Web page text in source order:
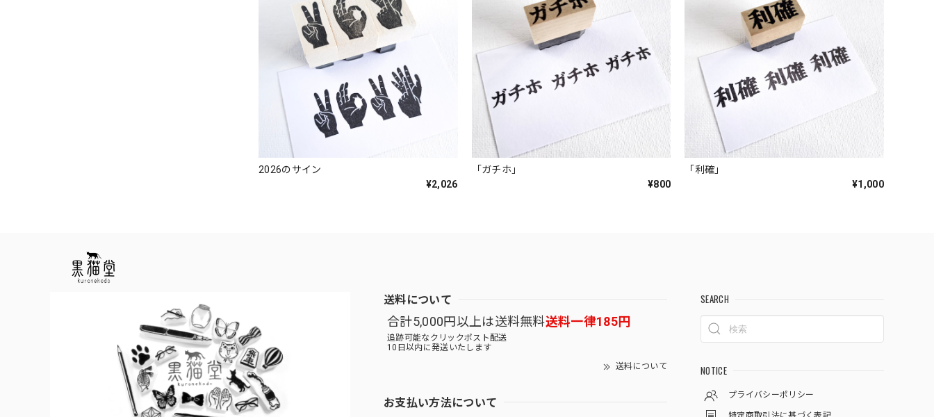
2026のサイン
¥2,026
「ガチホ」
¥800
「利確」
¥1,000
送料について
合計5,000円以上は送料無料送料一律185円
追跡可能なクリックポスト配送
10日以内に発送いたします
送料について
お支払い方法について
SEARCH
NOTICE
プライバシーポリシー